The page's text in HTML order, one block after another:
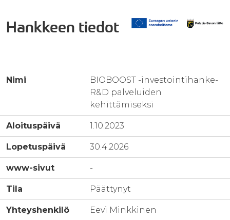
Hankkeen tiedot
Nimi
BIOBOOST -investointihanke-
R&D palveluiden
kehittämiseksi
Aloituspäivä 1.10.2023
Lopetuspäivä 30.4.2026
www-sivut -
Tila Päättynyt
Yhteyshenkilö Eevi Minkkinen